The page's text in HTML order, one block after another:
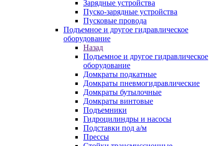
Зарядные устройства
Пуско-зарядные устройства
Пусковые провода
Подъемное и другое гидравлическое
оборудование
Назад
Подъемное и другое гидравлическое
оборудование
Домкраты подкатные
Домкраты пневмогидравлические
Домкраты бутылочные
Домкраты винтовые
Подъемники
Гидроцилиндры и насосы
Подставки под а/м
Прессы